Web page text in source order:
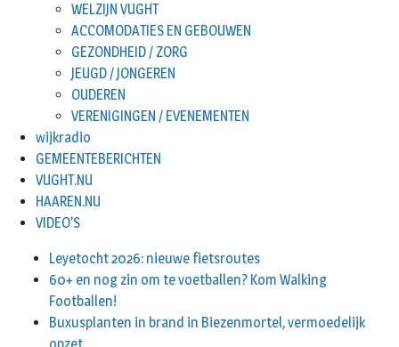
WELZIJN VUGHT
ACCOMODATIES EN GEBOUWEN
GEZONDHEID / ZORG
JEUGD / JONGEREN
OUDEREN
VERENIGINGEN / EVENEMENTEN
wijkradio
GEMEENTEBERICHTEN
VUGHT.NU
HAAREN.NU
VIDEO’S
Leyetocht 2026: nieuwe fietsroutes
60+ en nog zin om te voetballen? Kom Walking
Footballen!
Buxusplanten in brand in Biezenmortel, vermoedelijk